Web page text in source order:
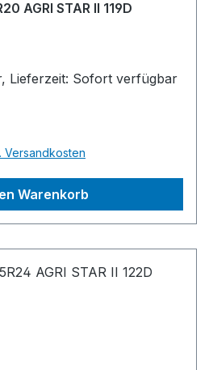
AGRI STAR II 119D
Lieferzeit: Sofort verfügbar
Versandkosten
Warenkorb